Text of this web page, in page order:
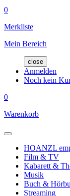
0
Merkliste
Mein Bereich
close
Anmelden
Noch kein
0
Warenkorb
HOANZL
Film & TV
Kabarett &
Musik
Buch &
Streaming